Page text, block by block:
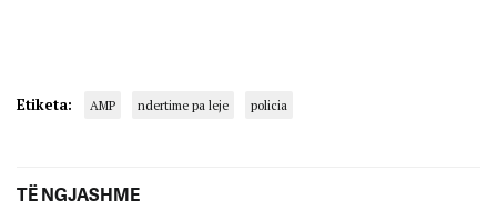
Etiketa: AMP ndertime pa leje policia
TË NGJASHME